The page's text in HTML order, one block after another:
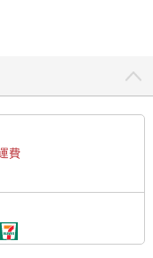
，直至今日由我們老
進新世代藝術家。
同樣是劃時代史詩鉅
現構想。烏迪斯在科
發掘出人類進行非語
我們強大的腦力，也
們靠許多肌肉來產生
友表情有異而關心問
也必須成為隱藏情感
費